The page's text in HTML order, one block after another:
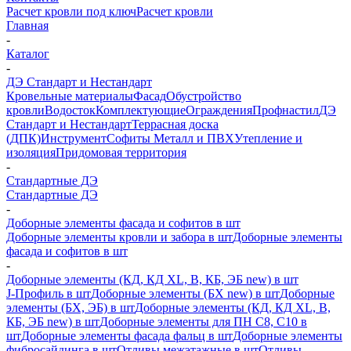
Расчет кровли под ключРасчет кровли
Главная
-
Каталог
-
ДЭ Стандарт и Нестандарт
Кровельные материалыФасадОбустройство
кровлиВодостокКомплектующиеОгражденияПрофнастилДЭ
Стандарт и НестандартТеррасная доска
(ДПК)ИнструментСофиты Металл и ПВХУтепление и
изоляцияПридомовая территория
-
Стандартные ДЭ
Стандартные ДЭ
-
Доборные элементы фасада и софитов в шт
Доборные элементы кровли и забора в штДоборные элементы
фасада и софитов в шт
-
Доборные элементы (КД, КД XL, В, КБ, ЭБ new) в шт
J-Профиль в штДоборные элементы (БХ new) в штДоборные
элементы (БХ, ЭБ) в штДоборные элементы (КД, КД XL, В,
КБ, ЭБ new) в штДоборные элементы для ПН С8, С10 в
штДоборные элементы фасада фальц в штДоборные элементы